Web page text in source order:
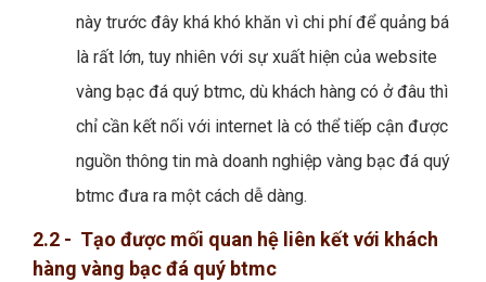
này trước đây khá khó khăn vì chi phí để quảng bá
là rất lớn, tuy nhiên với sự xuất hiện của website
vàng bạc đá quý btmc, dù khách hàng có ở đâu thì
chỉ cần kết nối với internet là có thể tiếp cận được
nguồn thông tin mà doanh nghiệp vàng bạc đá quý
btmc đưa ra một cách dễ dàng.
2.2 - Tạo được mối quan hệ liên kết với khách
hàng vàng bạc đá quý btmc